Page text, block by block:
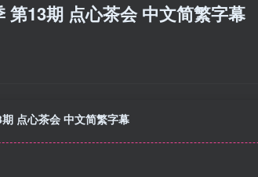
13期 点心茶会 中文简繁字幕
点心茶会 中文简繁字幕